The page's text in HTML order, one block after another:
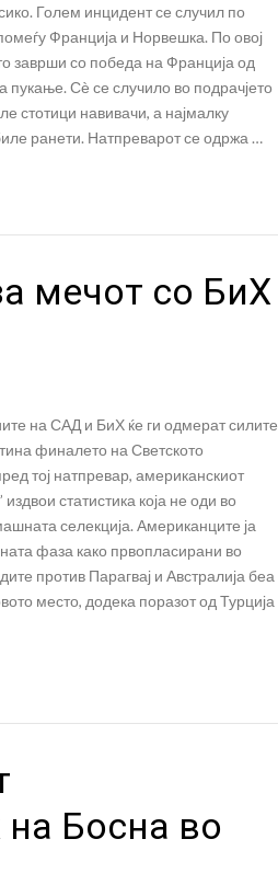
Голем инцидент се случил по
Франција и Норвешка. По овој
заврши со победа на Франција од
пукање. Сѐ се случило во подрачјето
стотици навивачи, а најмалку
ранети. Натпреварот се одржа …
мечот со БиХ
на САД и БиХ ќе ги одмерат силите
финалето на Светското
тој натпревар, американскиот
статистика која не оди во
селекција. Американците ја
фаза како првопласирани во
против Парагвај и Австралија беа
место, додека поразот од Турција
на Босна во